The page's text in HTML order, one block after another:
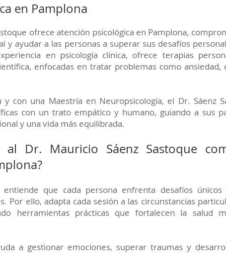
en Pamplona
ofrece atención psicológica en Pamplona,
y ayudar a las personas a superar sus desafíos
en psicología clínica, ofrece terapias
enfocadas en tratar problemas como ansiedad,
y con una Maestría en Neuropsicología, el Dr. Sáenz
con un trato empático y humano, guiando a sus
y una vida más equilibrada.
al Dr. Mauricio Sáenz Sastoque
entiende que cada persona enfrenta desafíos
Por ello, adapta cada sesión a las circunstancias
herramientas prácticas que fortalecen la salud
a gestionar emociones, superar traumas y